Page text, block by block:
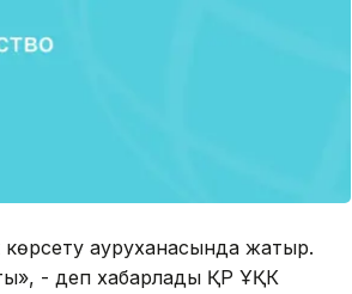
ауруханасында жатыр.
- деп хабарлады ҚР ҰҚК